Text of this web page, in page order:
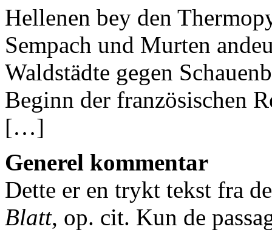
Hellenen bey den
Sempach und Murten
Waldstädte gegen
Beginn der französischen
[…]
Generel kommentar
Dette er en trykt tekst fra
Blatt, op. cit. Kun de